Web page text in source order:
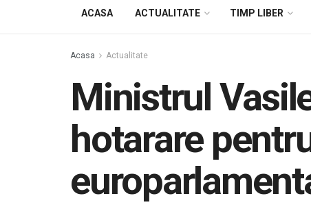
ACASA ACTUALITATE TIMP LIBER
Acasa Actualitate
Ministrul
hotarare